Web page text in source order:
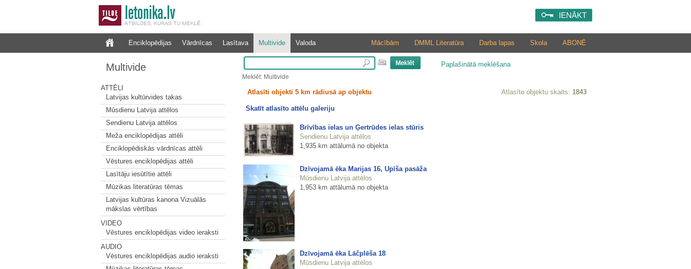
IENĀKT
Enciklopēdijas Vārdnīcas Lasītava Multivide Valoda ABONĒ
Skola
Darba lapas
DMML Literatūra
Mācībām
Multivide
ATTĒLI
Latvijas kultūrvides takas
Mūsdienu Latvija attēlos
Sendienu Latvija attēlos
Meža enciklopēdijas attēli
Enciklopēdiskās vārdnīcas attēli
Vēstures enciklopēdijas attēli
Lasītāju iesūtītie attēli
Mūzikas literatūras tēmas
Latvijas kultūras kanona Vizuālās
mākslas vērtības
VIDEO
Vēstures enciklopēdijas video ieraksti
AUDIO
Vēstures enciklopēdijas audio ieraksti
Paplašinātā meklēšana
Meklēt: Multivide
Atlasīti objekti 5 km rādiusā ap objektu Atlasīto objektu skaits: 1843
Skatīt atlasīto attēlu galeriju
Brīvības ielas un Ģertrūdes ielas stūris
Sendienu Latvija attēlos
1,935 km attālumā no objekta
Dzīvojamā ēka Marijas 16, Upīša pasāža
Mūsdienu Latvija attēlos
1,953 km attālumā no objekta
Dzīvojamā ēka Lāčplēša 18
Mūsdienu Latvija attēlos